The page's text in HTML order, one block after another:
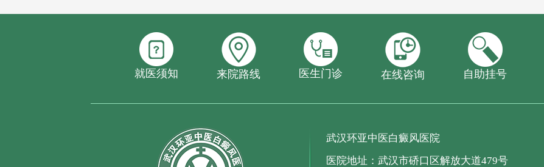
就医须知 来院路线 医生门诊 在线咨询 自助挂号
武汉环亚中医白癜风医院
医院地址：武汉市硚口区解放大道479号